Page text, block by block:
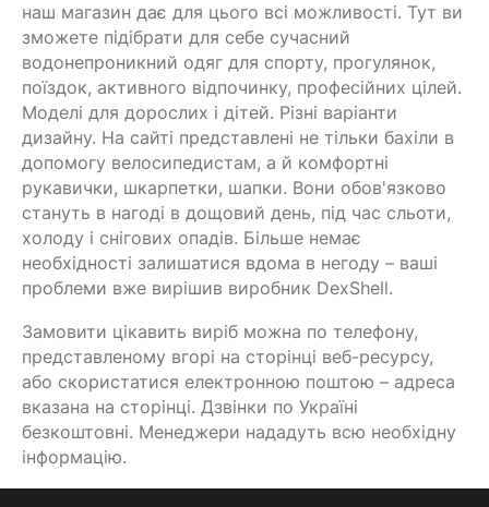
наш магазин дає для цього всі можливості. Тут ви
зможете підібрати для себе сучасний
водонепроникний одяг для спорту, прогулянок,
поїздок, активного відпочинку, професійних цілей.
Моделі для дорослих і дітей. Різні варіанти
дизайну. На сайті представлені не тільки бахіли в
допомогу велосипедистам, а й комфортні
рукавички, шкарпетки, шапки. Вони обов'язково
стануть в нагоді в дощовий день, під час сльоти,
холоду і снігових опадів. Більше немає
необхідності залишатися вдома в негоду – ваші
проблеми вже вирішив виробник DexShell.
Замовити цікавить виріб можна по телефону,
представленому вгорі на сторінці веб-ресурсу,
або скористатися електронною поштою – адреса
вказана на сторінці. Дзвінки по Україні
безкоштовні. Менеджери нададуть всю необхідну
інформацію.